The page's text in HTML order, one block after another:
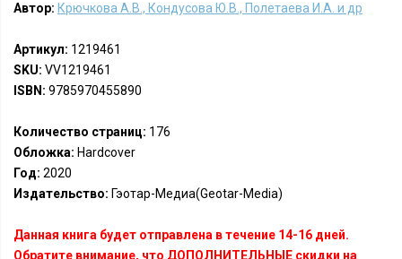
Автор: Крючкова А.В., Кондусова Ю.В., Полетаева И.А. и др
Артикул: 1219461
SKU: VV1219461
ISBN: 9785970455890
Количество страниц: 176
Обложка: Hardcover
Год: 2020
Издательство: Гэотар-Медиа(Geotar-Media)
Данная книга будет отправлена в течение 14-16 дней.
Обратите внимание, что ДОПОЛНИТЕЛЬНЫЕ скидки на